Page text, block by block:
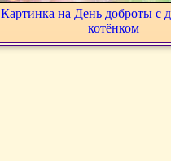
Картинка на День доброты с
котёнком